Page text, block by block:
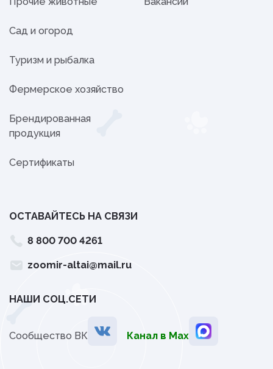
Сад и огород
Туризм и рыбалка
Фермерское хозяйство
Брендированная
продукция
Сертификаты
ОСТАВАЙТЕСЬ НА СВЯЗИ
8 800 700 4261
zoomir-altai@mail.ru
НАШИ СОЦ.СЕТИ
Сообщество ВК Канал в Мах